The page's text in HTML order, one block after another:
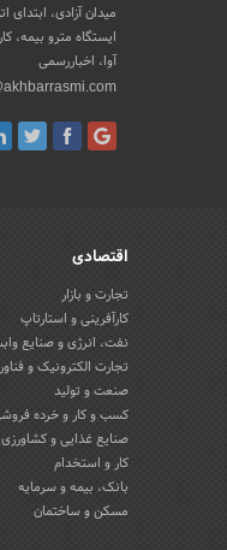
میدان آزادی،
ایستگاه مترو بیمه،
آوا، اخباررسمی
اقتصادی
تجارت و بازار
کارآفرینی و استارتاپ
نفت، انرژی و صنایع
تجارت الکترونیک و
صنعت و تولید
کسب و کار و خرده
صنایع غذایی و کشاورزی
کار و استخدام
بانک، بیمه و سرمایه
مسکن و ساختمان